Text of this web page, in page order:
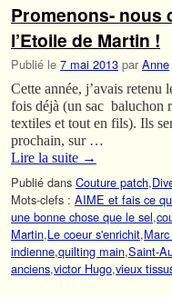
Promenons- nous
l’Etoile de Martin !
Publié le 7 mai 2013 par Anne
Cette année, j’avais retenu
fois déjà (un sac baluchon
textiles et tout en fils). Ils
prochain, sur …
Lire la suite →
Publié dans Couture patch,
Mots-clefs : AIME et fais ce
une bonne chose que le sel,
Martin,Le coeur s'enrichit,
indienne,quilting main,Saint-
anciens,victor Hugo,vieux